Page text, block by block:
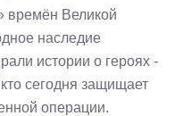
времён Великой
наследие
истории о героях -
сегодня защищает
операции.